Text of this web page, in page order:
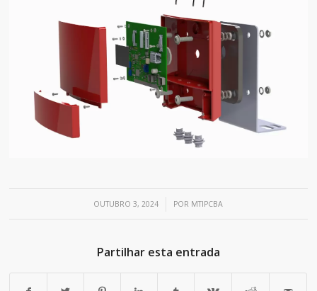
OUTUBRO 3, 2024
/ POR MTIPCBA
Partilhar esta entrada